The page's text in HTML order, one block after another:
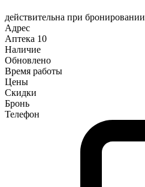
действительна при бронировании
Адрес
Аптека 10
Наличие
Обновлено
Время работы
Цены
Скидки
Бронь
Телефон